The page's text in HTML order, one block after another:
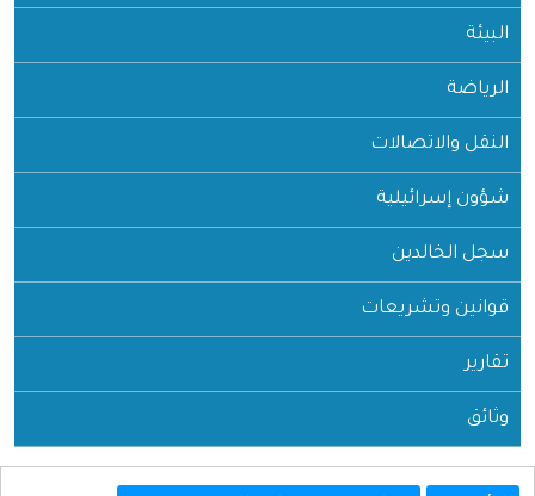
البيئة
الرياضة
النقل والاتصالات
شؤون إسرائيلية
سجل الخالدين
قوانين وتشريعات
تقارير
وثائق